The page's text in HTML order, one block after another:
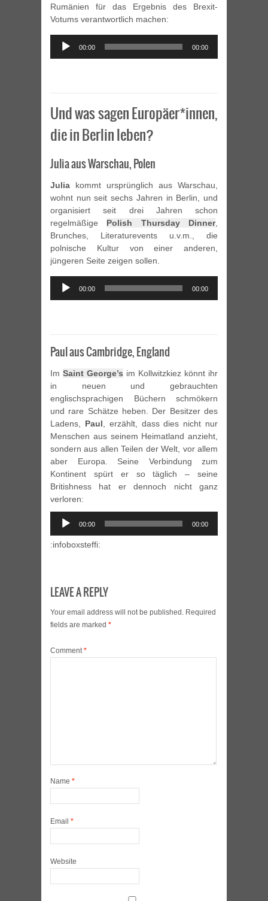
Rumänien für das Ergebnis des Brexit-
Votums verantwortlich machen:
Audio
Player
00:00 00:00
Und was sagen Europäer*innen,
die in Berlin leben?
Julia aus Warschau, Polen
Julia kommt ursprünglich aus Warschau,
wohnt nun seit sechs Jahren in Berlin, und
organisiert seit drei Jahren schon
regelmäßige Polish Thursday Dinner,
Brunches, Literaturevents u.v.m., die
polnische Kultur von einer anderen,
jüngeren Seite zeigen sollen.
Audio
Player
00:00 00:00
Paul aus Cambridge, England
Im Saint George’s im Kollwitzkiez könnt ihr
in neuen und gebrauchten
englischsprachigen Büchern schmökern
und rare Schätze heben. Der Besitzer des
Ladens, Paul, erzählt, dass dies nicht nur
Menschen aus seinem Heimatland anzieht,
sondern aus allen Teilen der Welt, vor allem
aber Europa. Seine Verbindung zum
Kontinent spürt er so täglich – seine
Britishness hat er dennoch nicht ganz
verloren:
Audio
Player
00:00 00:00
:infoboxsteffi:
LEAVE A REPLY
Your email address will not be published. Required
fields are marked *
Comment*
Name *
Email *
Website